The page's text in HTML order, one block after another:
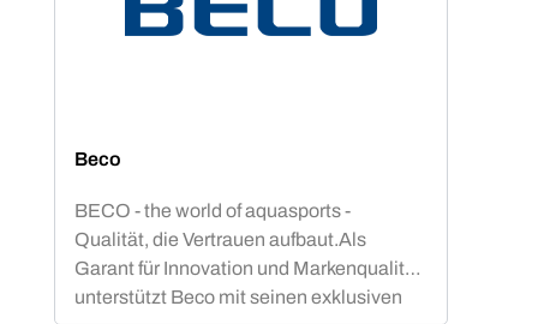
Beco
BECO - the world of aquasports -
Qualität, die Vertrauen aufbaut.Als
Garant für Innovation und Markenqualität
unterstützt Beco mit seinen exklusiven